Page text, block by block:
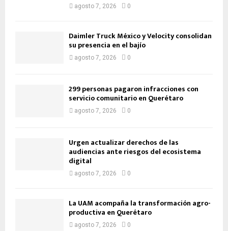
agosto 7, 2026 0
Daimler Truck México y Velocity consolidan
su presencia en el bajío
agosto 7, 2026 0
299 personas pagaron infracciones con
servicio comunitario en Querétaro
agosto 7, 2026 0
Urgen actualizar derechos de las
audiencias ante riesgos del ecosistema
digital
agosto 7, 2026 0
La UAM acompaña la transformación agro-
productiva en Querétaro
agosto 7, 2026 0